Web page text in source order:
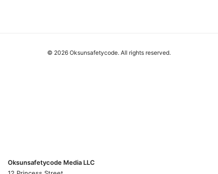
© 2026 Oksunsafetycode. All rights reserved.
Oksunsafetycode Media LLC